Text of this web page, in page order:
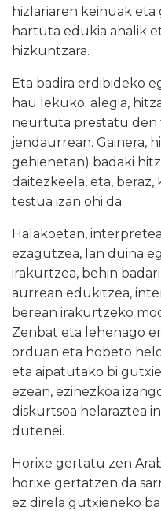
hizlariaren keinuak
hartuta edukia ahalik
hizkuntzara.
Eta badira erdibideko
hau lekuko: alegia,
neurtuta prestatu den
jendaurrean. Gainera,
gehienetan) badaki
daitezkeela, eta,
testua izan ohi da.
Halakoetan,
ezagutzea, lan duina
irakurtzea, behin
aurrean edukitzea,
berean irakurtzeko
Zenbat eta lehenago
orduan eta hobeto
eta aipatutako bi
ezean, ezinezkoa
diskurtsoa helaraztea
dutenei.
Horixe gertatu zen
horixe gertatzen da
ez direla gutxieneko